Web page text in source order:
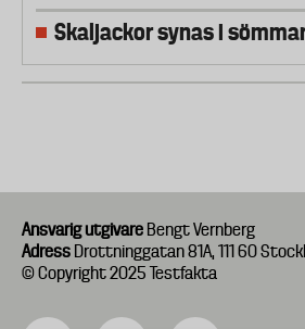
Skaljackor synas i
Ansvarig utgivare Bengt Vernberg
Adress Drottninggatan 81A, 111 60
© Copyright 2025 Testfakta